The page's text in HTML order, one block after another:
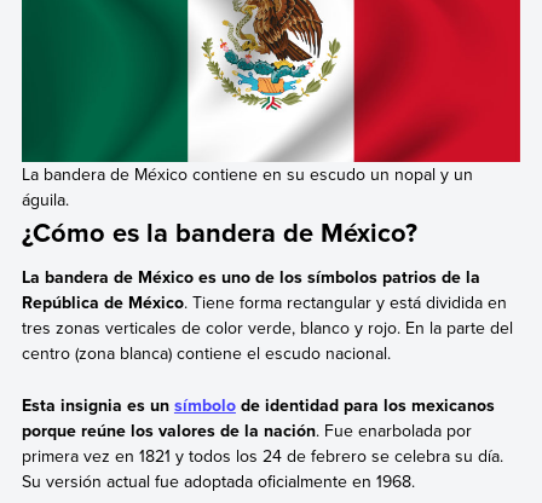
La bandera de México contiene en su escudo un nopal y un
águila.
¿Cómo es la bandera de México?
La bandera de México es uno de los símbolos patrios de la
República de México. Tiene forma rectangular y está dividida en
tres zonas verticales de color verde, blanco y rojo. En la parte del
centro (zona blanca) contiene el escudo nacional.
Esta insignia es un símbolode identidad para los mexicanos
porque reúne los valores de la nación. Fue enarbolada por
primera vez en 1821 y todos los 24 de febrero se celebra su día.
Su versión actual fue adoptada oficialmente en 1968.